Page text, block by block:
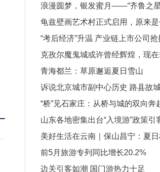
京韵
浪漫圆梦，银发蜜月——“齐鲁之
蜜月新疆旅游专列开行
龟兹壁画艺术村正式启用，原来
术与生态完美融合的民宿群
“考后经济”升温 产业链上市公司抢
旅游热潮
克孜尔魔鬼城或许曾经辉煌，现
为无人区，我探之我爬之
青海都兰：草原邂逅夏日雪山
诉说北京城市副中心历史 路县故
公园对公众开放
“桥”见石家庄：从桥与城的双向奔
窥”城市的开放发展
山东各地密集出台“入境游”政策引
美好生活在云南｜保山昌宁：夏日
绘“丰”景
前5月旅游专列同比增长20.2%
边关引客如潮 国门游热力十足